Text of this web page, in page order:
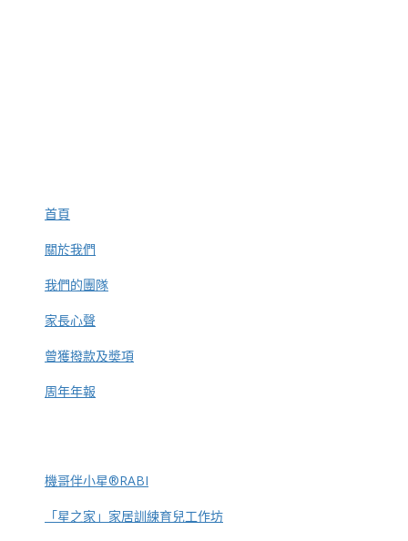
首頁
關於我們
我們的團隊
家長心聲
曾獲撥款及奬項
周年年報
機哥伴小星®RABI
「星之家」家居訓練育兒工作坊